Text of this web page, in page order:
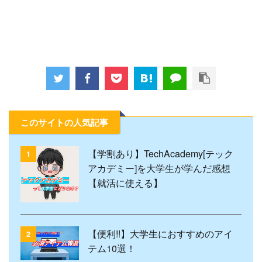
このサイトの人気記事
1
【学割あり】TechAcademy[テック
アカデミー]を大学生が学んだ感想
【就活に使える】
2
【便利!!】大学生におすすめのアイ
テム10選！